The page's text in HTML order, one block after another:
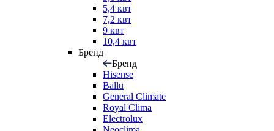
5,4 квт
7,2 квт
9 квт
10,4 квт
Бренд
Бренд
Hisense
Ballu
General Climate
Royal Clima
Electrolux